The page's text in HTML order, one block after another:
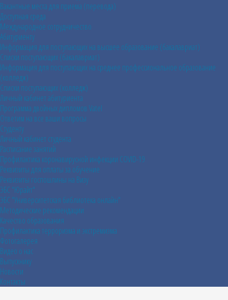
Вакантные места для приема (перевода)
Доступная среда
Международное сотрудничество
Абитуриенту
Информация для поступающих на высшее образование (бакалавриат)
Списки поступающих (бакалавриат)
Информация для поступающих на среднее профессиональное образование
(колледж)
Списки поступающих (колледж)
Личный кабинет абитуриента
Программа двойных дипломов Vatel
Ответим на все ваши вопросы
Студенту
Личный кабинет студента
Расписание занятий
Профилактика коронавирусной инфекции COVID-19
Реквизиты для оплаты за обучение
Реквизиты госпошлины на Визу
ЭБС "Юрайт"
ЭБС "Университетская библиотека онлайн"
Методические рекомендации
Качество образования
Профилактика терроризма и экстремизма
Фотогалерея
Видео о нас
Выпускнику
Новости
Контакты